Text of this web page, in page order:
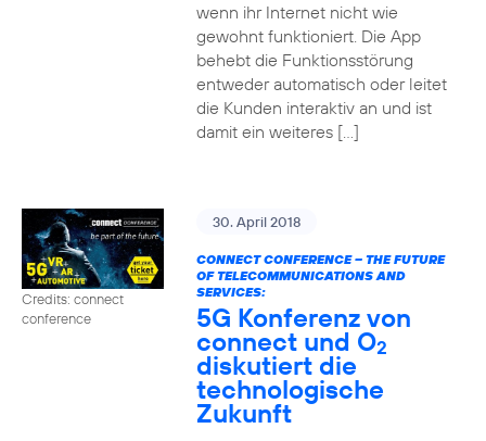
wenn ihr Internet nicht wie
gewohnt funktioniert. Die App
behebt die Funktionsstörung
entweder automatisch oder leitet
die Kunden interaktiv an und ist
damit ein weiteres […]
Credits: connect
conference
30. April 2018
CONNECT CONFERENCE – THE FUTURE
OF TELECOMMUNICATIONS AND
SERVICES:
5G Konferenz von
connect und O2
diskutiert die
technologische
Zukunft